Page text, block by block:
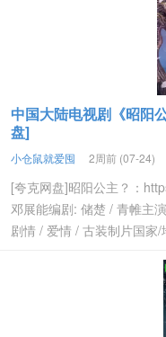
中国大陆电视剧《昭阳
盘]
小仓鼠就爱囤 2周前 (07-24)
[夸克网盘]昭阳公主？：
邓展能编剧: 储楚 / 青帷主
剧情 / 爱情 / 古装制片国家